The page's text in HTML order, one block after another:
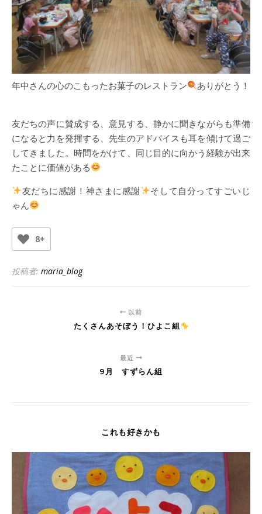
年中さんの心のこもったお菓子のレストラン ありがとう！
友だちの声に賛成する、意見する、静かに聞きながらも準備
になると力を発揮する、先生のアドバイスも耳を傾けて過ご
してきました。時間をかけて、同じ目的に向かう経験が出来
たことに価値がある
友だちに感謝！神さまに感謝
そして自分ってすごいじ
ゃん
8+
投稿者: maria_blog
以前
たくさんあそぼう！ひよこ組
最近
9月 すずらん組
これも好きかも